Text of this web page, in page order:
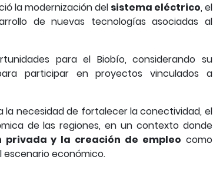
la modernización del sistema eléctrico, el
de nuevas tecnologías asociadas al
para el Biobío, considerando su
participar en proyectos vinculados a
la necesidad de fortalecer la conectividad, el
de las regiones, en un contexto donde
privada y la creación de empleo como
económico.